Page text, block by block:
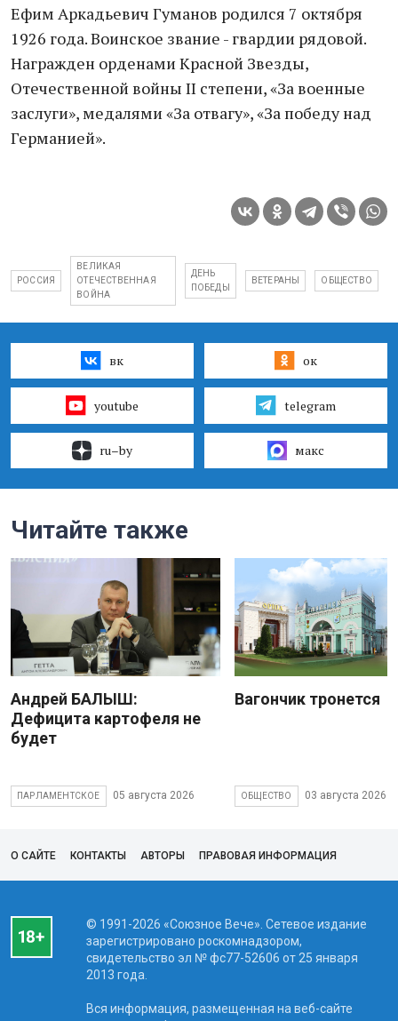
Ефим Аркадьевич Гуманов родился 7 октября
1926 года. Воинское звание - гвардии рядовой.
Награжден орденами Красной Звезды,
Отечественной войны II степени, «За военные
заслуги», медалями «За отвагу», «За победу над
Германией».
РОССИЯ
ВЕЛИКАЯ
ОТЕЧЕСТВЕННАЯ
ВОЙНА
ДЕНЬ
ПОБЕДЫ
ВЕТЕРАНЫ ОБЩЕСТВО
вк ок
youtube telegram
ru–by макс
Читайте также
Андрей БАЛЫШ:
Дефицита картофеля не
будет
ПАРЛАМЕНТСКОЕ 05 августа 2026
Вагончик тронется
ОБЩЕСТВО 03 августа 2026
О САЙТЕ КОНТАКТЫ АВТОРЫ ПРАВОВАЯ ИНФОРМАЦИЯ
© 1991-2026 «Союзное Вече». Сетевое издание
зарегистрировано роскомнадзором,
свидетельство эл № фc77-52606 от 25 января
2013 года.
Вся информация, размещенная на веб-сайте